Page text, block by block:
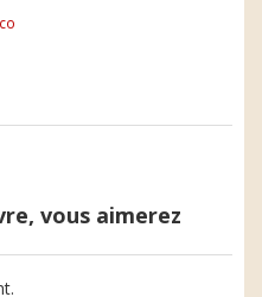
vous aimerez